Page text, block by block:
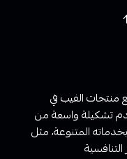
منتجات الفيب في
تشكيلة واسعة من
المتنوعة، مثل